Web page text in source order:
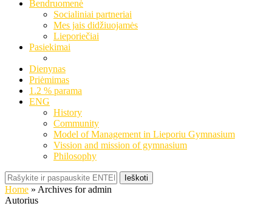
Bendruomenė
Socialiniai partneriai
Mes jais didžiuojamės
Lieporiečiai
Pasiekimai
Dienynas
Priėmimas
1.2 % parama
ENG
History
Community
Model of Management in Lieporiu Gymnasium
Vission and mission of gymnasium
Philosophy
Ieškoti
Home » Archives for admin
Autorius